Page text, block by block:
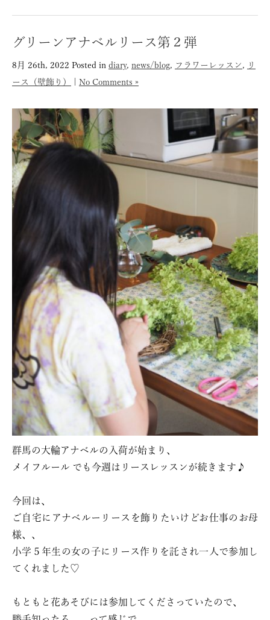
グリーンアナベルリース第２弾
8月 26th, 2022 Posted in diary, news/blog, フラワーレッスン ,
リ
ース（壁飾り）
No Comments »
群馬の大輪アナベルの入荷が始まり、
メイフルール でも今週はリースレッスンが続きます♪
今回は、
ご自宅にアナベルーリースを飾りたいけどお仕事のお母
様、、
小学５年生の女の子にリース作りを託され一人で参加し
てくれました♡
もともと花あそびには参加してくださっていたので、